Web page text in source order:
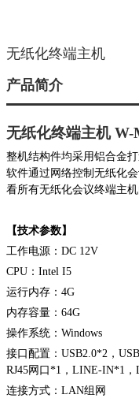
无纸化终端主机
无纸化终端主机W-
整机结构件均采用铝合金
软件通过网络控制无纸化
看所有无纸化会议终端主机
【技术参数】
工作电源：DC 12V
CPU：Intel I5
运行内存：4G
内存容量：64G
操作系统：Windows
接口配置：USB2.0*2，
RJ45网口*1，LINE-IN*1
连接方式：LAN组网
产品简介